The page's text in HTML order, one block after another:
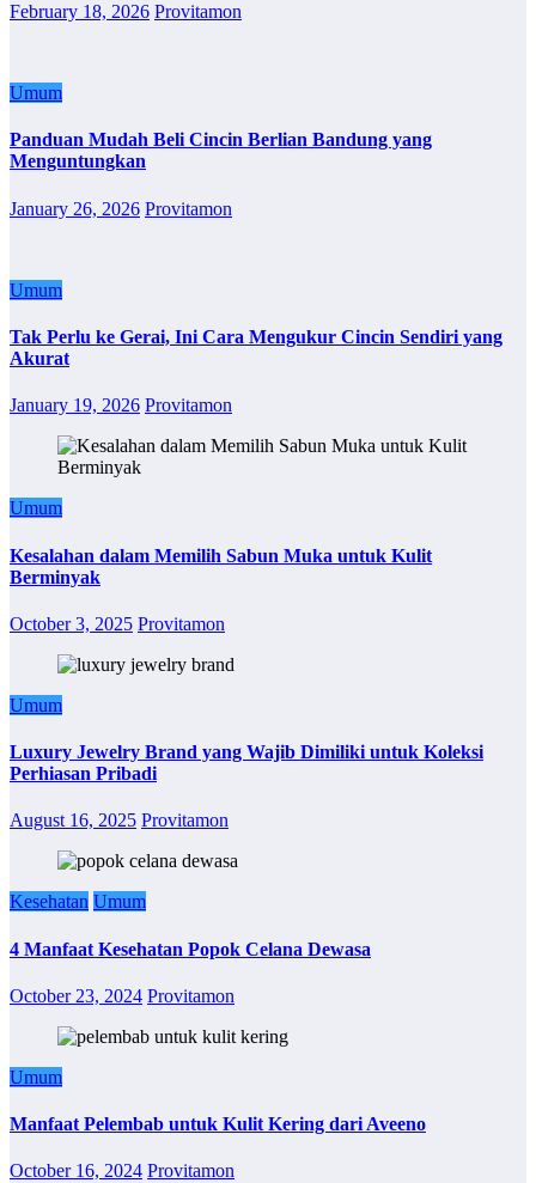
February 18, 2026 Provitamon
Umum
Panduan Mudah Beli Cincin Berlian Bandung yang
Menguntungkan
January 26, 2026 Provitamon
Umum
Tak Perlu ke Gerai, Ini Cara Mengukur Cincin Sendiri yang
Akurat
January 19, 2026 Provitamon
Umum
Kesalahan dalam Memilih Sabun Muka untuk Kulit
Berminyak
October 3, 2025 Provitamon
Umum
Luxury Jewelry Brand yang Wajib Dimiliki untuk Koleksi
Perhiasan Pribadi
August 16, 2025 Provitamon
Kesehatan Umum
4 Manfaat Kesehatan Popok Celana Dewasa
October 23, 2024 Provitamon
Umum
Manfaat Pelembab untuk Kulit Kering dari Aveeno
October 16, 2024 Provitamon